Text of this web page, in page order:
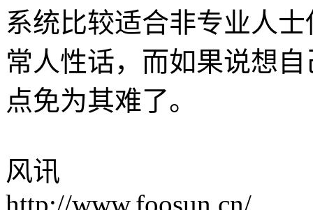
系统比较适合非专业人
常人性话，而如果说想
点免为其难了。
风讯